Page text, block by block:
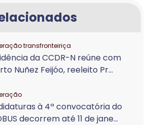
transfronteiriça
da CCDR-N reúne com
Nuñez Feijóo, reeleito Pr...
à 4ª convocatória do
decorrem até 11 de jane...